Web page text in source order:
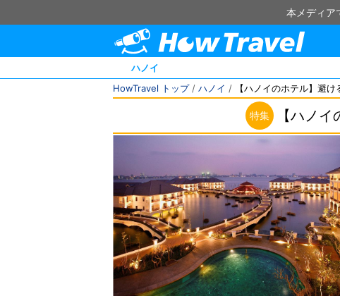
本メディア
ハノイ
HowTravel トップ/ ハノイ / 【ハノイのホテル】避
特集 【ハノ